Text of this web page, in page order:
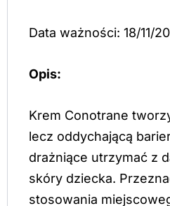
Data ważności: 18/11/
Opis:
Krem Conotrane
lecz oddychającą
drażniące utrzymać z
skóry dziecka.
stosowania